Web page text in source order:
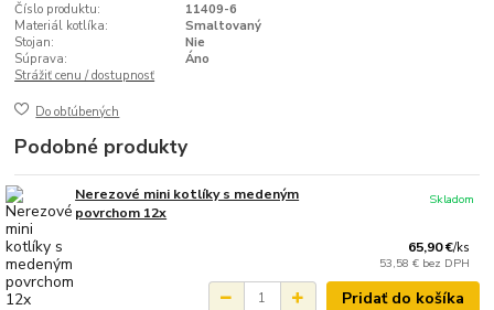
Číslo produktu:
11409-6
Materiál kotlíka:
Smaltovaný
Stojan:
Nie
Súprava:
Áno
Strážiť cenu / dostupnosť
Do obľúbených
Podobné produkty
Nerezové mini kotlíky s medeným
povrchom 12x
65,90 €/ks
53,58 € bez DPH
Skladom
Pridať do košíka